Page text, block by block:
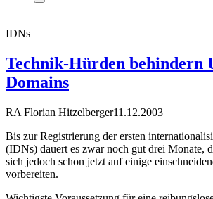
IDNs
Technik-Hürden behindern
Domains
RA Florian Hitzelberger11.12.2003
Bis zur Registrierung der ersten
(IDNs) dauert es zwar noch gut drei Monate,
sich jedoch schon jetzt auf einige
vorbereiten.